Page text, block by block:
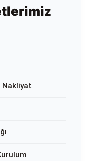
Nakliyat